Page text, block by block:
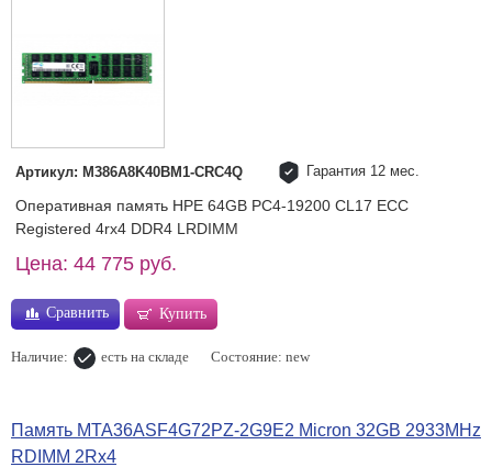
Артикул: M386A8K40BM1-CRC4Q Гарантия 12 мес.
Оперативная память HPE 64GB PC4-19200 CL17 ECC
Registered 4rx4 DDR4 LRDIMM
Цена: 44 775 руб.
Сравнить Купить
Наличие: есть на складе Состояние: new
Память MTA36ASF4G72PZ-2G9E2 Micron 32GB 2933MHz
RDIMM 2Rx4